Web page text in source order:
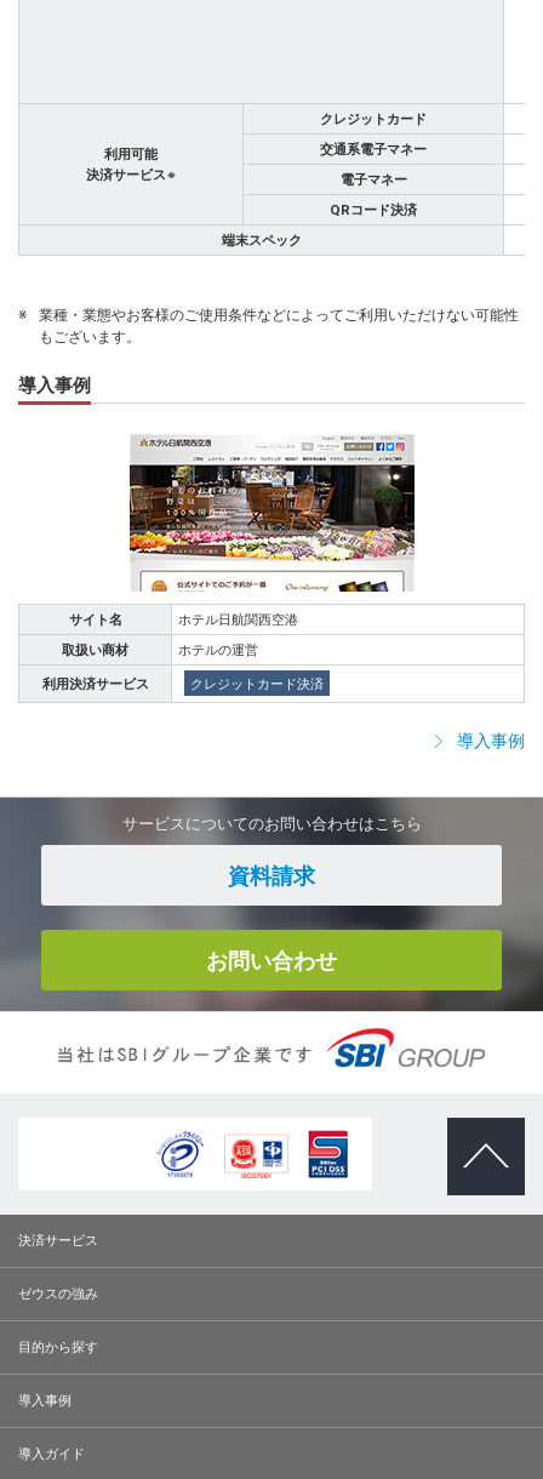
利用可能
決済サービス※
クレジットカード
交通系電子マネー
電子マネー
QRコード決済
端末スペック
※
業種・業態やお客様のご使用条件などによってご利用いただけない可能性
もございます。
導入事例
サイト名
ホテル日航関西空港
取扱い商材
ホテルの運営
利用決済サービス
クレジットカード決済
導入事例
サービスについてのお問い合わせはこちら
資料請求
お問い合わせ
決済サービス
ゼウスの強み
目的から探す
導入事例
導入ガイド